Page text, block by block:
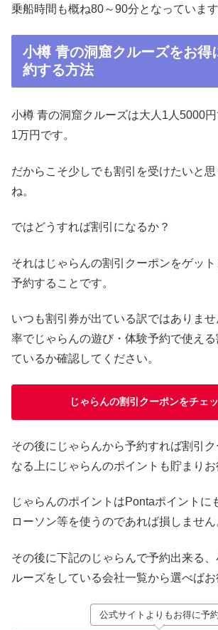
乗船時間も概ね80～90分となっています
小樽 青の洞窟クルーズをお得
約する方法
小樽 青の洞窟クルーズは大人1人5000
1万円です。
だからこそ少しでも割引を受けたいと
ね。
ではどうすれば割引になるか？
それはじゃらんの割引クーポンをゲッ
予約することです。
いつも割引券が出ている訳ではありま
率でじゃらんの遊び・体験予約で使え
ているか確認してください。
じゃらんの割引クーポンをチェ
その後にじゃらんから予約すれば割引
なる上にじゃらんのポイントも貯まりお
じゃらんのポイントはPontaポイントに
ローソン等を使うのであれば損しません
その後に下記のじゃらんで予約出来る
ルーズをしている会社一覧から選べばお
公式サイトよりもお得に予約